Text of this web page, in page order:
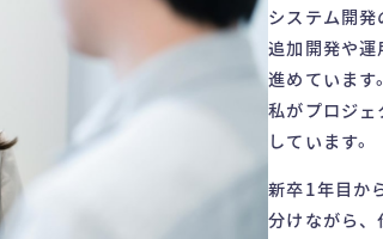
システム開発
追加開発や運
進めています
私がプロジェ
しています。
新卒1年目か
分けながら、